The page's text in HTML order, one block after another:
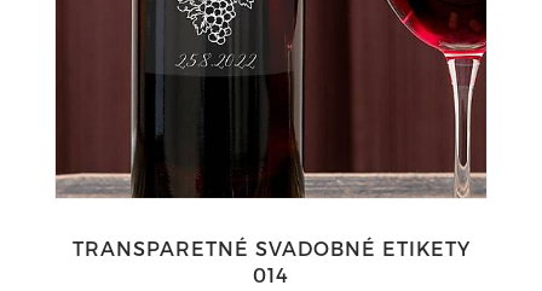
TRANSPARETNÉ SVADOBNÉ ETIKETY
014